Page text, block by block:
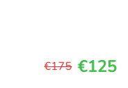
€175 €125